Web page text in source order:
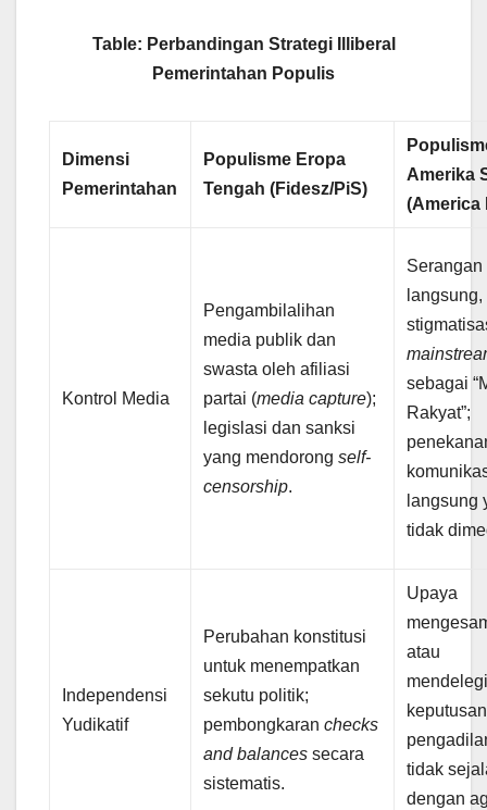
Table: Perbandingan Strategi Illiberal
Pemerintahan Populis
Dimensi
Pemerintahan
Populisme Eropa
Tengah (Fidesz/PiS)
Amerika
(America
Kontrol Media
Pengambilalihan
media publik dan
swasta oleh afiliasi
partai (media capture);
legislasi dan sanksi
yang mendorongself-
censorship.
Serangan
langsung,
sebagai
Rakyat”;
langsung
tidak
Independensi
Yudikatif
Perubahan konstitusi
untuk menempatkan
sekutu politik;
pembongkaranchecks
and balances secara
sistematis.
Upaya
atau
tidak
dengan